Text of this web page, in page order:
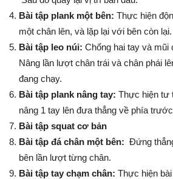
Bài tập plank một bên: Thực hiện
một chân lên, và lặp lại với bên còn lại.
Bài tập leo núi: Chống hai tay và mũi
Nâng lần lượt chân trái và chân phái
đang chạy.
Bài tập plank nâng tay: Thực hiện tư
nâng 1 tay lên đưa thẳng về phía trước
Bài tập squat cơ bản
Bài tập đá chân một bên: Đứng
bên lần lượt từng chân.
Bài tập tay chạm chân: Thực hiện